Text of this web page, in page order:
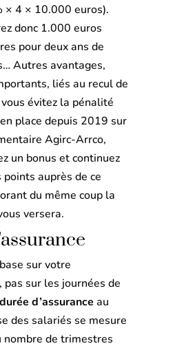
× 4 × 10.000 euros).
donc 1.000 euros
pour deux ans de
Autres avantages,
liés au recul de
évitez la pénalité
place depuis 2019 sur
Agirc-Arrco,
un bonus et continuez
points auprès de ce
du même coup la
versera.
sur votre
sur les journées de
durée d’assurance au
des salariés se mesure
nombre de trimestres